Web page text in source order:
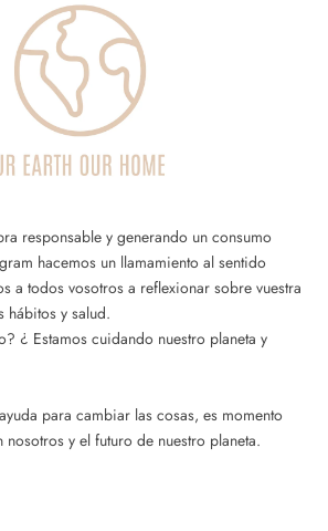
responsable y generando un consumo
hacemos un llamamiento al sentido
a todos vosotros a reflexionar sobre vuestra
hábitos y salud.
¿ Estamos cuidando nuestro planeta y
para cambiar las cosas, es momento
nosotros y el futuro de nuestro planeta.